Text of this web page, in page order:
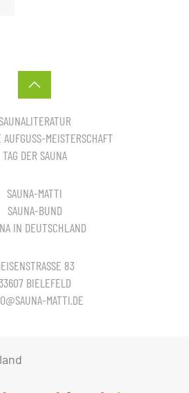
SAUNALITERATUR
MEISTERSCHAFT
TAG DER SAUNA
SAUNA-MATTI
SAUNA-BUND
IN DEUTSCHLAND
83
BIELEFELD
MATTI.DE